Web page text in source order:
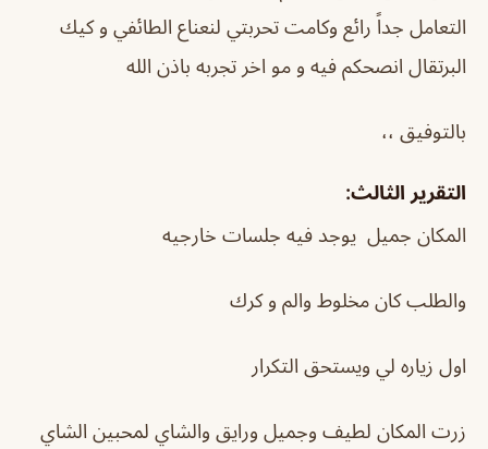
التعامل جداً رائع وكامت تحربتي لنعناع الطائفي و كيك
البرتقال انصحكم فيه و مو اخر تجربه باذن الله
بالتوفيق ،،
التقرير الثالث:
المكان جميل يوجد فيه جلسات خارجيه
والطلب كان مخلوط والم و كرك
اول زياره لي ويستحق التكرار
زرت المكان لطيف وجميل ورايق والشاي لمحبين الشاي